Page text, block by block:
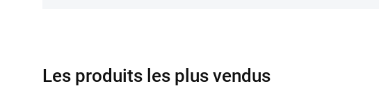
Les produits les plus vendus